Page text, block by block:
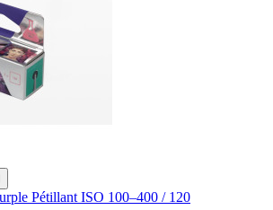
Pétillant ISO 100–400 / 120